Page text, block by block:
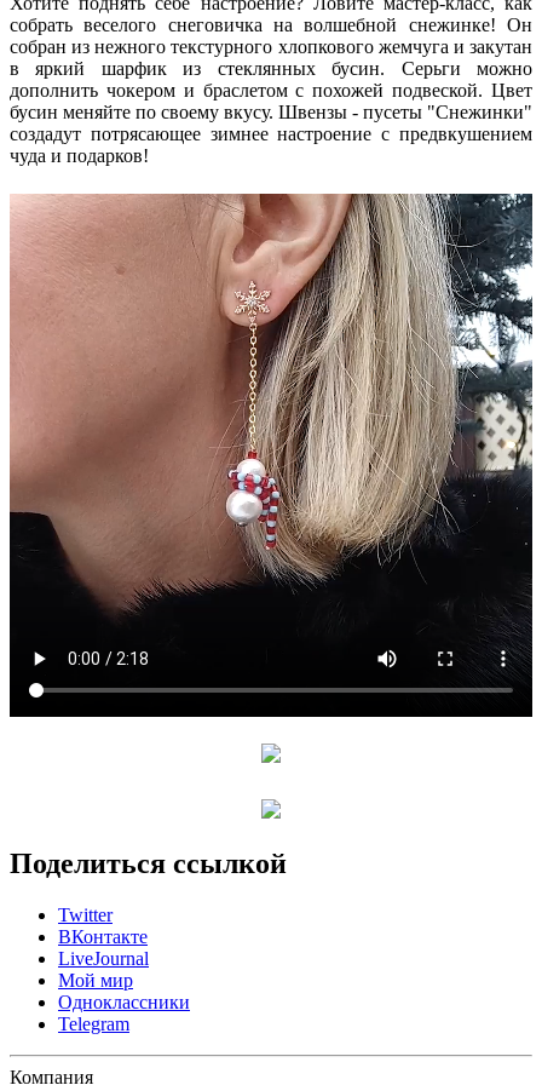
собрать веселого снеговичка на волшебной снежинке! Он
собран из нежного текстурного хлопкового жемчуга и закутан
в яркий шарфик из стеклянных бусин. Серьги можно
дополнить чокером и браслетом с похожей подвеской. Цвет
бусин меняйте по своему вкусу. Швензы - пусеты "Снежинки"
создадут потрясающее зимнее настроение с предвкушением
чуда и подарков!
Поделиться ссылкой
Twitter
ВКонтакте
LiveJournal
Мой мир
Одноклассники
Telegram
Компания